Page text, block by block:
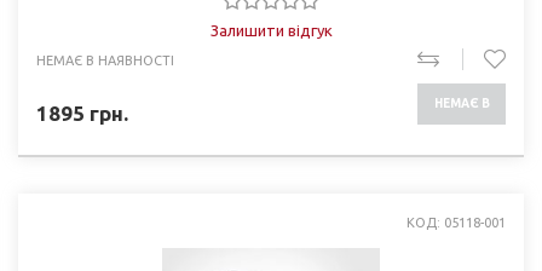
Залишити відгук
НЕМАЄ В НАЯВНОСТІ
1895 грн. НЕМАЄ В
КОД: 05118-001